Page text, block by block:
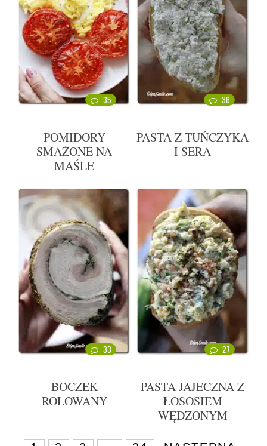
35
POMIDORY
SMAŻONE NA
MAŚLE
36
PASTA Z TUŃCZYKA
I SERA
33
BOCZEK
ROLOWANY
27
PASTA JAJECZNA Z
ŁOSOSIEM
WĘDZONYM